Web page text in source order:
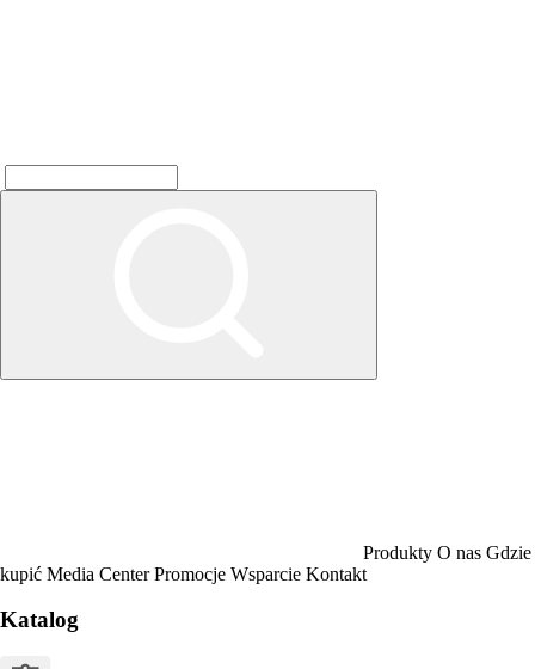
Produkty O nas Gdzie
kupić Media CenterPromocje Wsparcie Kontakt
Katalog